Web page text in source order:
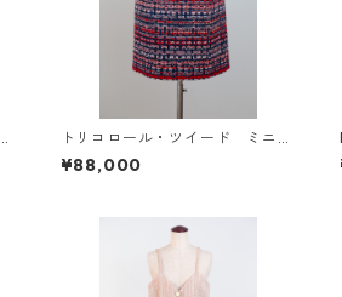
トリコロール・ツイード ミニス
カート
¥88,000